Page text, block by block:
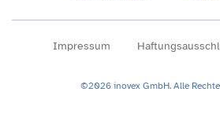
Impressum
©2026 inovex GmbH. Alle